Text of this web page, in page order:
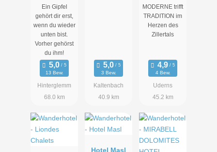
Ein Gipfel
gehört dir erst,
wenn du wieder
unten bist.
Vorher gehörst
du ihm!
13 Bew.
Hinterglemm
68.0 km
3 Bew.
Kaltenbach
40.9 km
MODERNE trifft
TRADITION im
Herzen des
Zillertals
4 Bew.
Uderns
45.2 km
Hotel Masl